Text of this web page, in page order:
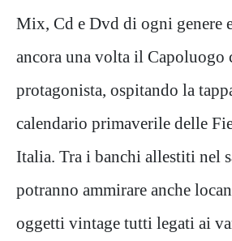
Mix, Cd e Dvd di ogni genere
ancora una volta il Capoluogo
protagonista, ospitando la
calendario primaverile delle
Italia. Tra i banchi allestiti nel
potranno ammirare anche
oggetti vintage tutti legati ai